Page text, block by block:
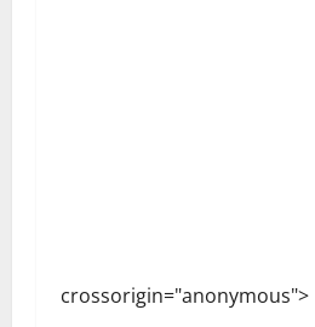
crossorigin="anonymous">